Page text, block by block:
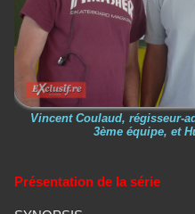
Vincent Coulaud, régisseur-
3ème équipe, et
Présentation de la série